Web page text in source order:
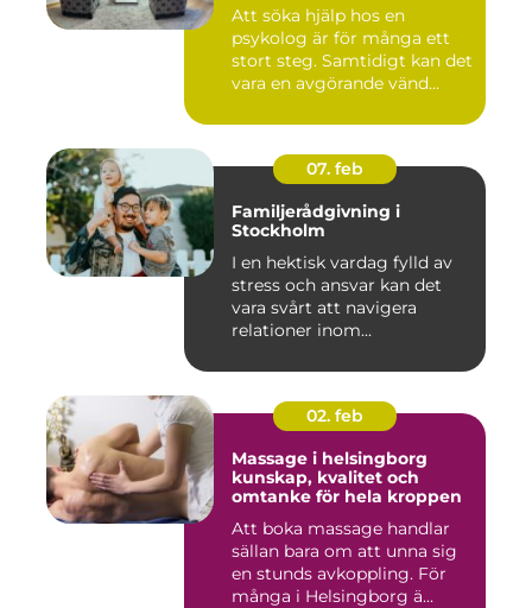
Att söka hjälp hos en
psykolog är för många ett
stort steg. Samtidigt kan det
vara en avgörande vänd...
07. feb
Familjerådgivning i
Stockholm
I en hektisk vardag fylld av
stress och ansvar kan det
vara svårt att navigera
relationer inom...
02. feb
Massage i helsingborg
kunskap, kvalitet och
omtanke för hela kroppen
Att boka massage handlar
sällan bara om att unna sig
en stunds avkoppling. För
många i Helsingborg ä...